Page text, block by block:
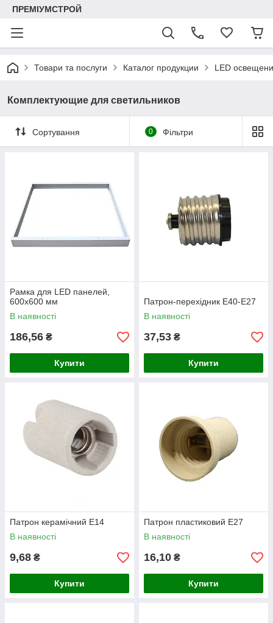
ПРЕМІУМСТРОЙ
Товари та послуги Каталог продукции LED
Комплектующие для светильников
Сортування 0 Фільтри
Рамка для LED панелей,
600х600 мм
В наявності
186,56 ₴
Купити
Патрон-перехідник E40-E27
В наявності
37,53 ₴
Купити
Патрон керамічний E14
В наявності
9,68 ₴
Купити
Патрон пластиковий E27
В наявності
16,10 ₴
Купити